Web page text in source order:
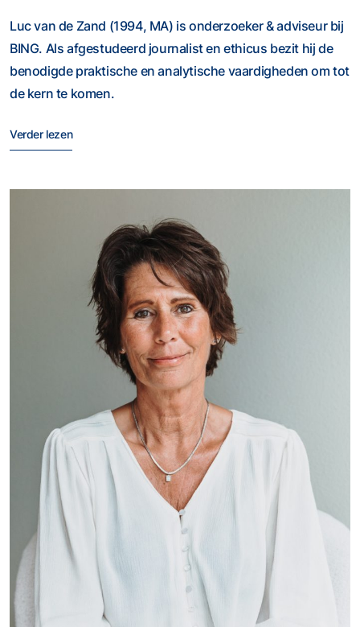
Luc van de Zand (1994, MA) is onderzoeker & adviseur bij
BING. Als afgestudeerd journalist en ethicus bezit hij de
benodigde praktische en analytische vaardigheden om tot
de kern te komen.
Verder lezen